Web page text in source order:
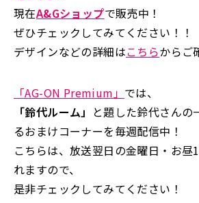
現在A&Gショップで販売中！
ぜひチェックしてみてください！！
デザインなどの詳細はこちらからご
「AG-ON Premium」 では、
「鈴代ルーム」 と題した鈴代さんの
るおまけコーナーを毎週配信中！
こちらは、放送翌日の金曜日・お昼
れますので、
是非チェックしてみてください！